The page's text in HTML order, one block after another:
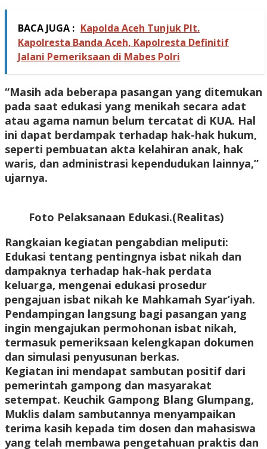
BACA JUGA : Kapolda Aceh Tunjuk Plt.
Kapolresta Banda Aceh, Kapolresta Definitif
Jalani Pemeriksaan di Mabes Polri
“Masih ada beberapa pasangan yang ditemukan
pada saat edukasi yang menikah secara adat
atau agama namun belum tercatat di KUA. Hal
ini dapat berdampak terhadap hak-hak hukum,
seperti pembuatan akta kelahiran anak, hak
waris, dan administrasi kependudukan lainnya,”
ujarnya.
Foto Pelaksanaan Edukasi.(Realitas)
Rangkaian kegiatan pengabdian meliputi:
Edukasi tentang pentingnya isbat nikah dan
dampaknya terhadap hak-hak perdata
keluarga, mengenai edukasi prosedur
pengajuan isbat nikah ke Mahkamah Syar’iyah.
Pendampingan langsung bagi pasangan yang
ingin mengajukan permohonan isbat nikah,
termasuk pemeriksaan kelengkapan dokumen
dan simulasi penyusunan berkas.
Kegiatan ini mendapat sambutan positif dari
pemerintah gampong dan masyarakat
setempat. Keuchik Gampong Blang Glumpang,
Muklis dalam sambutannya menyampaikan
terima kasih kepada tim dosen dan mahasiswa
yang telah membawa pengetahuan praktis dan